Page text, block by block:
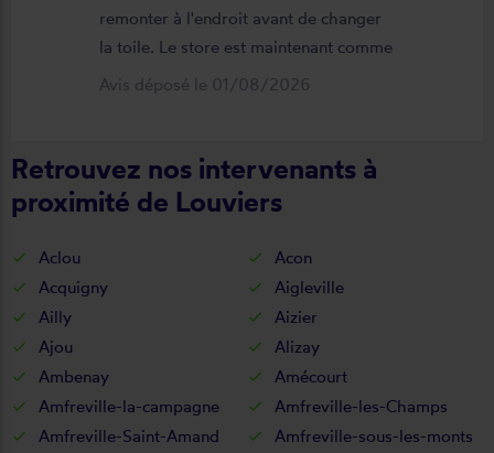
remonter à l'endroit avant de changer
la toile. Le store est maintenant comme
neuf, parfaitement positionné et
Avis déposé le 01/08/2026
Retrouvez nos intervenants à
proximité de Louviers
Aclou
Acon
Acquigny
Aigleville
Ailly
Aizier
Ajou
Alizay
Ambenay
Amécourt
Amfreville-la-campagne
Amfreville-les-Champs
Amfreville-Saint-Amand
Amfreville-sous-les-monts